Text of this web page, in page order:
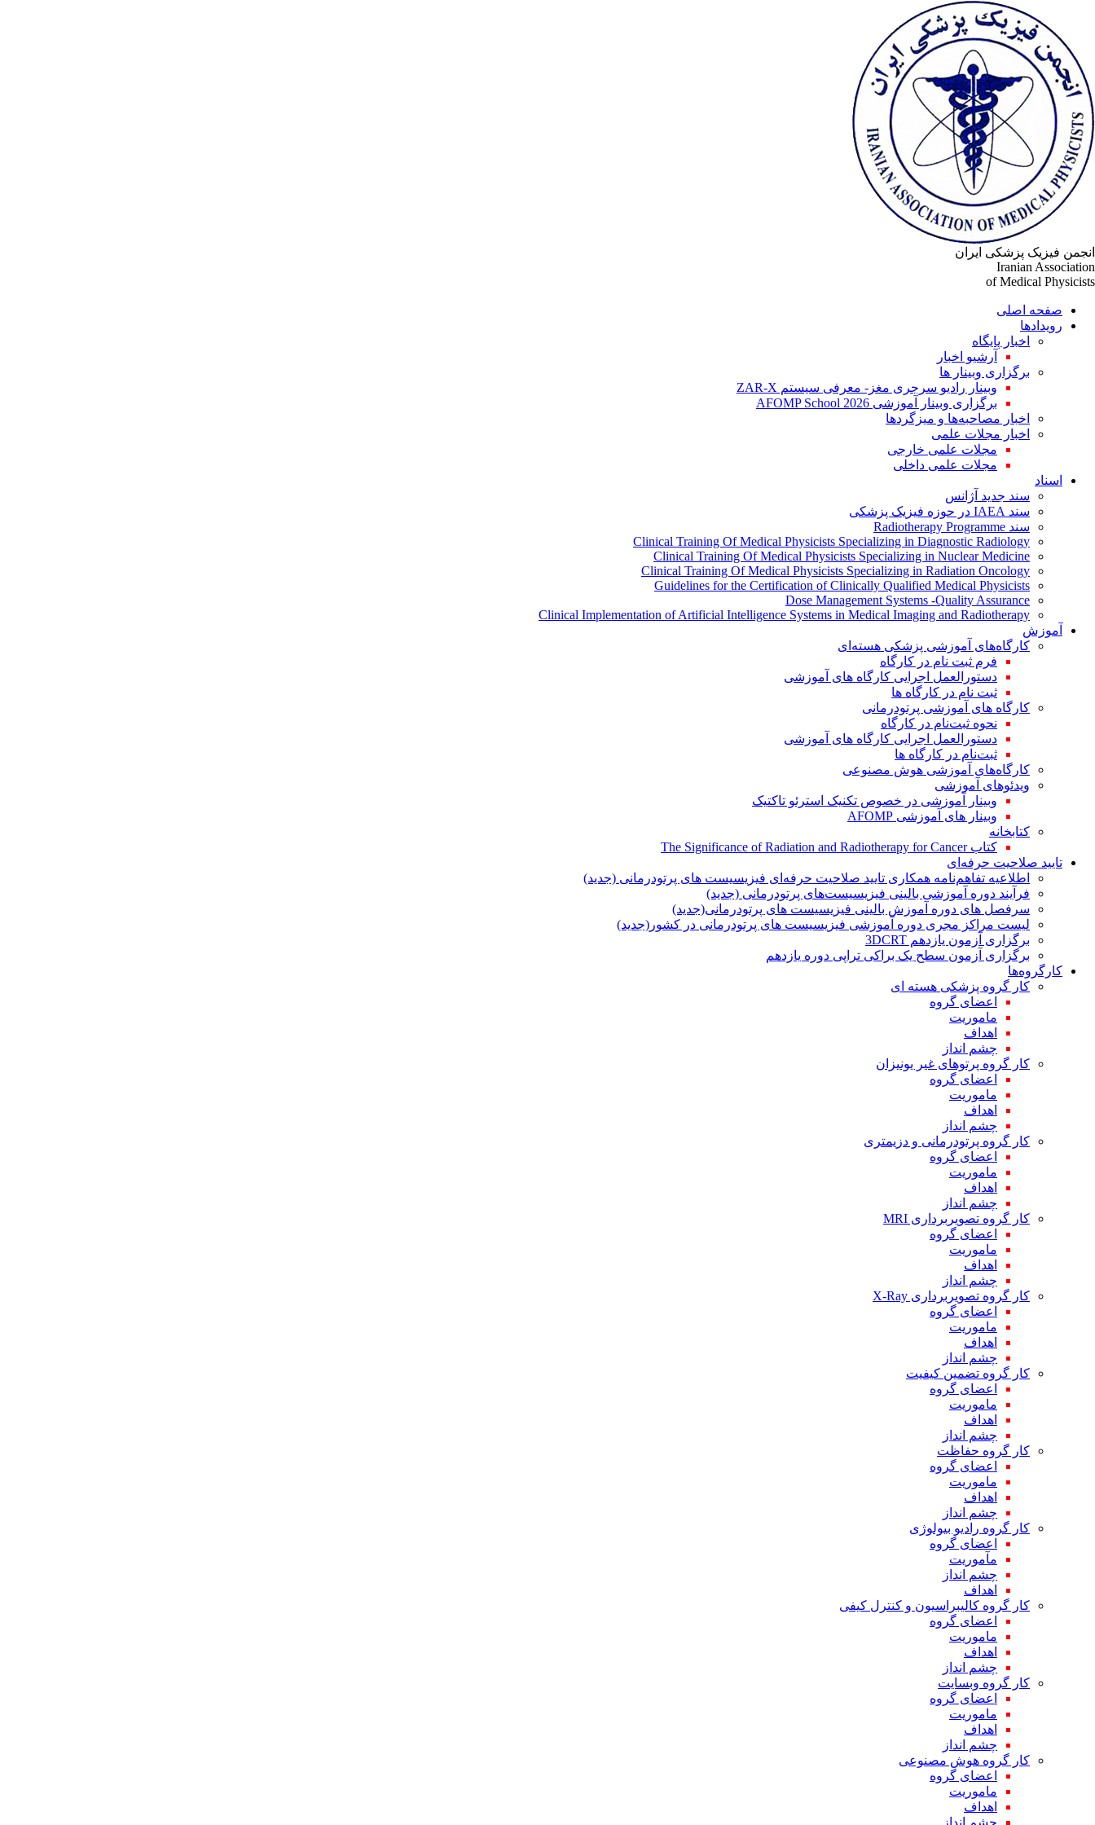
انجمن فیزیک پزشکی ایران
Iranian Association
of Medical Physicists
صفحه اصلی
رویدادها
اخبار پایگاه
آرشیو اخبار
برگزاری وبینار ها
وبینار رادیو سرجری مغز- معرفی سیستم ZAR-X
برگزاری وبینار آموزشی AFOMP School 2026
اخبار مصاحبه‌ها و میزگردها
اخبار مجلات علمی
مجلات علمی خارجی
مجلات علمی داخلی
اسناد
سند جدید آژانس
سند IAEA در حوزه فیزیک پزشکی
سند Radiotherapy Programme
Clinical Training Of Medical Physicists Specializing in Diagnostic Radiology
Clinical Training Of Medical Physicists Specializing in Nuclear Medicine
Clinical Training Of Medical Physicists Specializing in Radiation Oncology
Guidelines for the Certification of Clinically Qualified Medical Physicists
Dose Management Systems -Quality Assurance
Clinical Implementation of Artificial Intelligence Systems in Medical Imaging and Radiotherapy
آموزش
کارگاه‌های آموزشی پزشکی هسته‌ای
فرم ثبت نام در کارگاه
دستورالعمل اجرایی کارگاه های آموزشی
ثبت نام در کارگاه ها
کارگاه های آموزشی پرتودرمانی
نحوه ثبت‌نام در کارگاه
دستورالعمل اجرایی کارگاه های آموزشی
ثبت‌نام در کارگاه ها
کارگاه‌های آموزشی هوش مصنوعی
ویدئوهای آموزشی
وبینار آموزشی در خصوص تکنیک استرئو تاکتیک
وبینار های آموزشی AFOMP
کتابخانه
کتاب The Significance of Radiation and Radiotherapy for Cancer
تایید صلاحیت حرفه‌ای
اطلاعیه تفاهم‌نامه همکاری تایید صلاحیت حرفه‌ای فیزیسیست های پرتودرمانی (جدید)
فرآیند دوره آموزشی بالینی فیزیسیست‌های پرتودرمانی (جدید)
سرفصل های دوره آموزش بالینی فیزیسیست های پرتودرمانی(جدید)
لیست مراکز مجری دوره آموزشی فیزیسیست های پرتودرمانی در کشور(جدید)
برگزاری آزمون یازدهم 3DCRT
برگزاری آزمون سطح یک براکی تراپی دوره یازدهم
کارگروه‌ها
کار گروه پزشکی هسته ای
اعضای گروه
ماموریت
اهداف
چشم انداز
کار گروه پرتوهای غیر یونیزان
اعضای گروه
ماموریت
اهداف
چشم انداز
کار گروه پرتودرمانی و دزیمتری
اعضای گروه
ماموریت
اهداف
چشم انداز
کار گروه تصویربرداری MRI
اعضای گروه
ماموریت
اهداف
چشم انداز
کار گروه تصویربرداری X-Ray
اعضای گروه
ماموریت
اهداف
چشم انداز
کار گروه تضمین کیفیت
اعضای گروه
ماموریت
اهداف
چشم انداز
کار گروه حفاظت
اعضای گروه
ماموریت
اهداف
چشم انداز
کار گروه رادیو بیولوژی
اعضای گروه
مآموریت
چشم انداز
اهداف
کار گروه کالیبراسیون و کنترل کیفی
اعضای گروه
ماموریت
اهداف
چشم انداز
کار گروه وبسایت
اعضای گروه
ماموریت
اهداف
چشم انداز
کار گروه هوش مصنوعی
اعضای گروه
ماموریت
اهداف
چشم انداز